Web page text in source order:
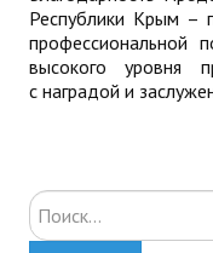
Республики Крым –
профессиональной
высокого уровня
с наградой и
Искать...